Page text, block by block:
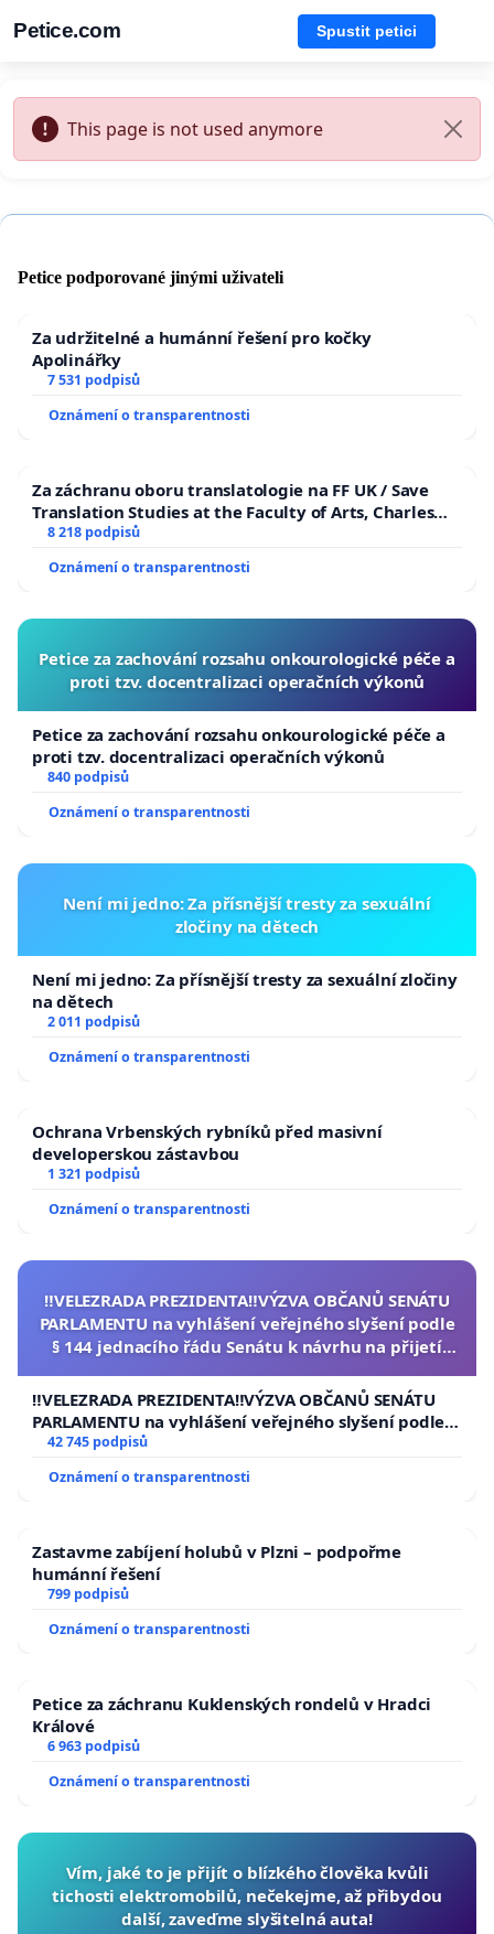
Petice.com Spustit petici
This page is not used anymore
Petice podporované jinými uživateli
Za udržitelné a humánní řešení pro kočky
Apolinářky
7 531 podpisů
Oznámení o transparentnosti
Za záchranu oboru translatologie na FF UK / Save
Translation Studies at the Faculty of Arts, Charles
University
8 218 podpisů
Oznámení o transparentnosti
Petice za zachování rozsahu onkourologické péče a
proti tzv. docentralizaci operačních výkonů
Petice za zachování rozsahu onkourologické péče a
proti tzv. docentralizaci operačních výkonů
840 podpisů
Oznámení o transparentnosti
Není mi jedno: Za přísnější tresty za sexuální
zločiny na dětech
Není mi jedno: Za přísnější tresty za sexuální zločiny
na dětech
2 011 podpisů
Oznámení o transparentnosti
Ochrana Vrbenských rybníků před masivní
developerskou zástavbou
1 321 podpisů
Oznámení o transparentnosti
‼️VELEZRADA PREZIDENTA‼️VÝZVA OBČANŮ SENÁTU
PARLAMENTU na vyhlášení veřejného slyšení podle
§ 144 jednacího řádu Senátu k návrhu na přijetí
republiky
‼️VELEZRADA PREZIDENTA‼️VÝZVA OBČANŮ SENÁTU
PARLAMENTU na vyhlášení veřejného slyšení podle §
144 jednacího řádu Senátu k návrhu na přijetí
usnesení k podání ústavní žaloby na prezidenta
republiky
42 745 podpisů
Oznámení o transparentnosti
Zastavme zabíjení holubů v Plzni – podpořme
humánní řešení
799 podpisů
Oznámení o transparentnosti
Petice za záchranu Kuklenských rondelů v Hradci
Králové
6 963 podpisů
Oznámení o transparentnosti
Vím, jaké to je přijít o blízkého člověka kvůli
tichosti elektromobilů, nečekejme, až přibydou
další, zaveďme slyšitelná auta!